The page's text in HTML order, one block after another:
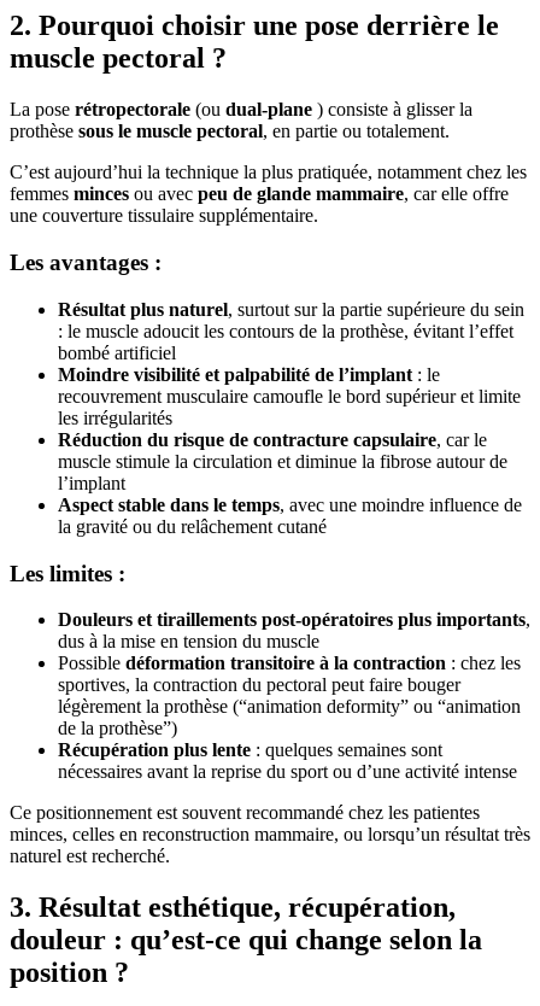
2. Pourquoi choisir une pose derrière le
muscle pectoral ?
La pose rétropectorale (ou dual-plane ) consiste à glisser la
prothèse sous le muscle pectoral, en partie ou totalement.
C’est aujourd’hui la technique la plus pratiquée, notamment chez les
femmes minces ou avec peu de glande mammaire, car elle offre
une couverture tissulaire supplémentaire.
Les avantages :
Résultat plus naturel, surtout sur la partie supérieure du sein
: le muscle adoucit les contours de la prothèse, évitant l’effet
bombé artificiel
Moindre visibilité et palpabilité de l’implant : le
recouvrement musculaire camoufle le bord supérieur et limite
les irrégularités
Réduction du risque de contracture capsulaire, car le
muscle stimule la circulation et diminue la fibrose autour de
l’implant
Aspect stable dans le temps, avec une moindre influence de
la gravité ou du relâchement cutané
Les limites :
Douleurs et tiraillements post-opératoires plus importants,
dus à la mise en tension du muscle
Possible déformation transitoire à la contraction : chez les
sportives, la contraction du pectoral peut faire bouger
légèrement la prothèse (“animation deformity” ou “animation
de la prothèse”)
Récupération plus lente : quelques semaines sont
nécessaires avant la reprise du sport ou d’une activité intense
Ce positionnement est souvent recommandé chez les patientes
minces, celles en reconstruction mammaire, ou lorsqu’un résultat très
naturel est recherché.
3. Résultat esthétique, récupération,
douleur : qu’est-ce qui change selon la
position ?